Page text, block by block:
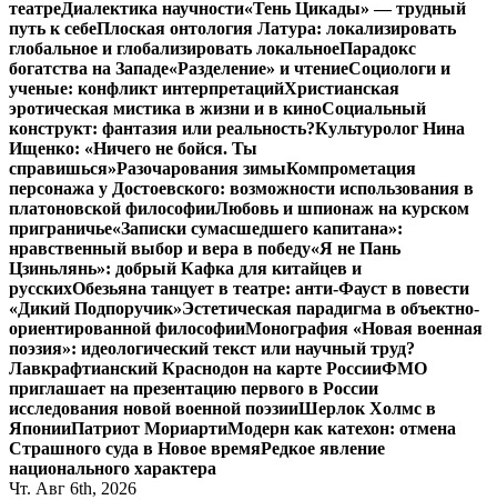
театреДиалектика научности«Тень Цикады» — трудный
путь к себеПлоская онтология Латура: локализировать
глобальное и глобализировать локальноеПарадокс
богатства на Западе«Разделение» и чтениеСоциологи и
ученые: конфликт интерпретацийХристианская
эротическая мистика в жизни и в киноСоциальный
конструкт: фантазия или реальность?Культуролог Нина
Ищенко: «Ничего не бойся. Ты
справишься»Разочарования зимыКомпрометация
персонажа у Достоевского: возможности использования в
платоновской философииЛюбовь и шпионаж на курском
приграничье«Записки сумасшедшего капитана»:
нравственный выбор и вера в победу«Я не Пань
Цзиньлянь»: добрый Кафка для китайцев и
русскихОбезьяна танцует в театре: анти-Фауст в повести
«Дикий Подпоручик»Эстетическая парадигма в объектно-
ориентированной философииМонография «Новая военная
поэзия»: идеологический текст или научный труд?
Лавкрафтианский Краснодон на карте РоссииФМО
приглашает на презентацию первого в России
исследования новой военной поэзииШерлок Холмс в
ЯпонииПатриот МориартиМодерн как катехон: отмена
Страшного суда в Новое времяРедкое явление
национального характера
Чт. Авг 6th, 2026